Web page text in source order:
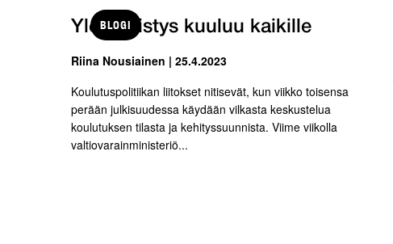
BLOGI
Yleissivistys kuuluu kaikille
Riina Nousiainen | 25.4.2023
Koulutuspolitiikan liitokset nitisevät, kun viikko toisensa
perään julkisuudessa käydään vilkasta keskustelua
koulutuksen tilasta ja kehityssuunnista. Viime viikolla
valtiovarainministeriö...